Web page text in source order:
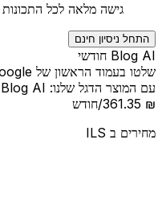
גישה מלאה לכל התכונות
התחל ניסיון חינם
Blog AI חודשי
עם המוצר הדגל שלנו: Blog AI
₪ 361.35
/חודש
מחירים ב ILS